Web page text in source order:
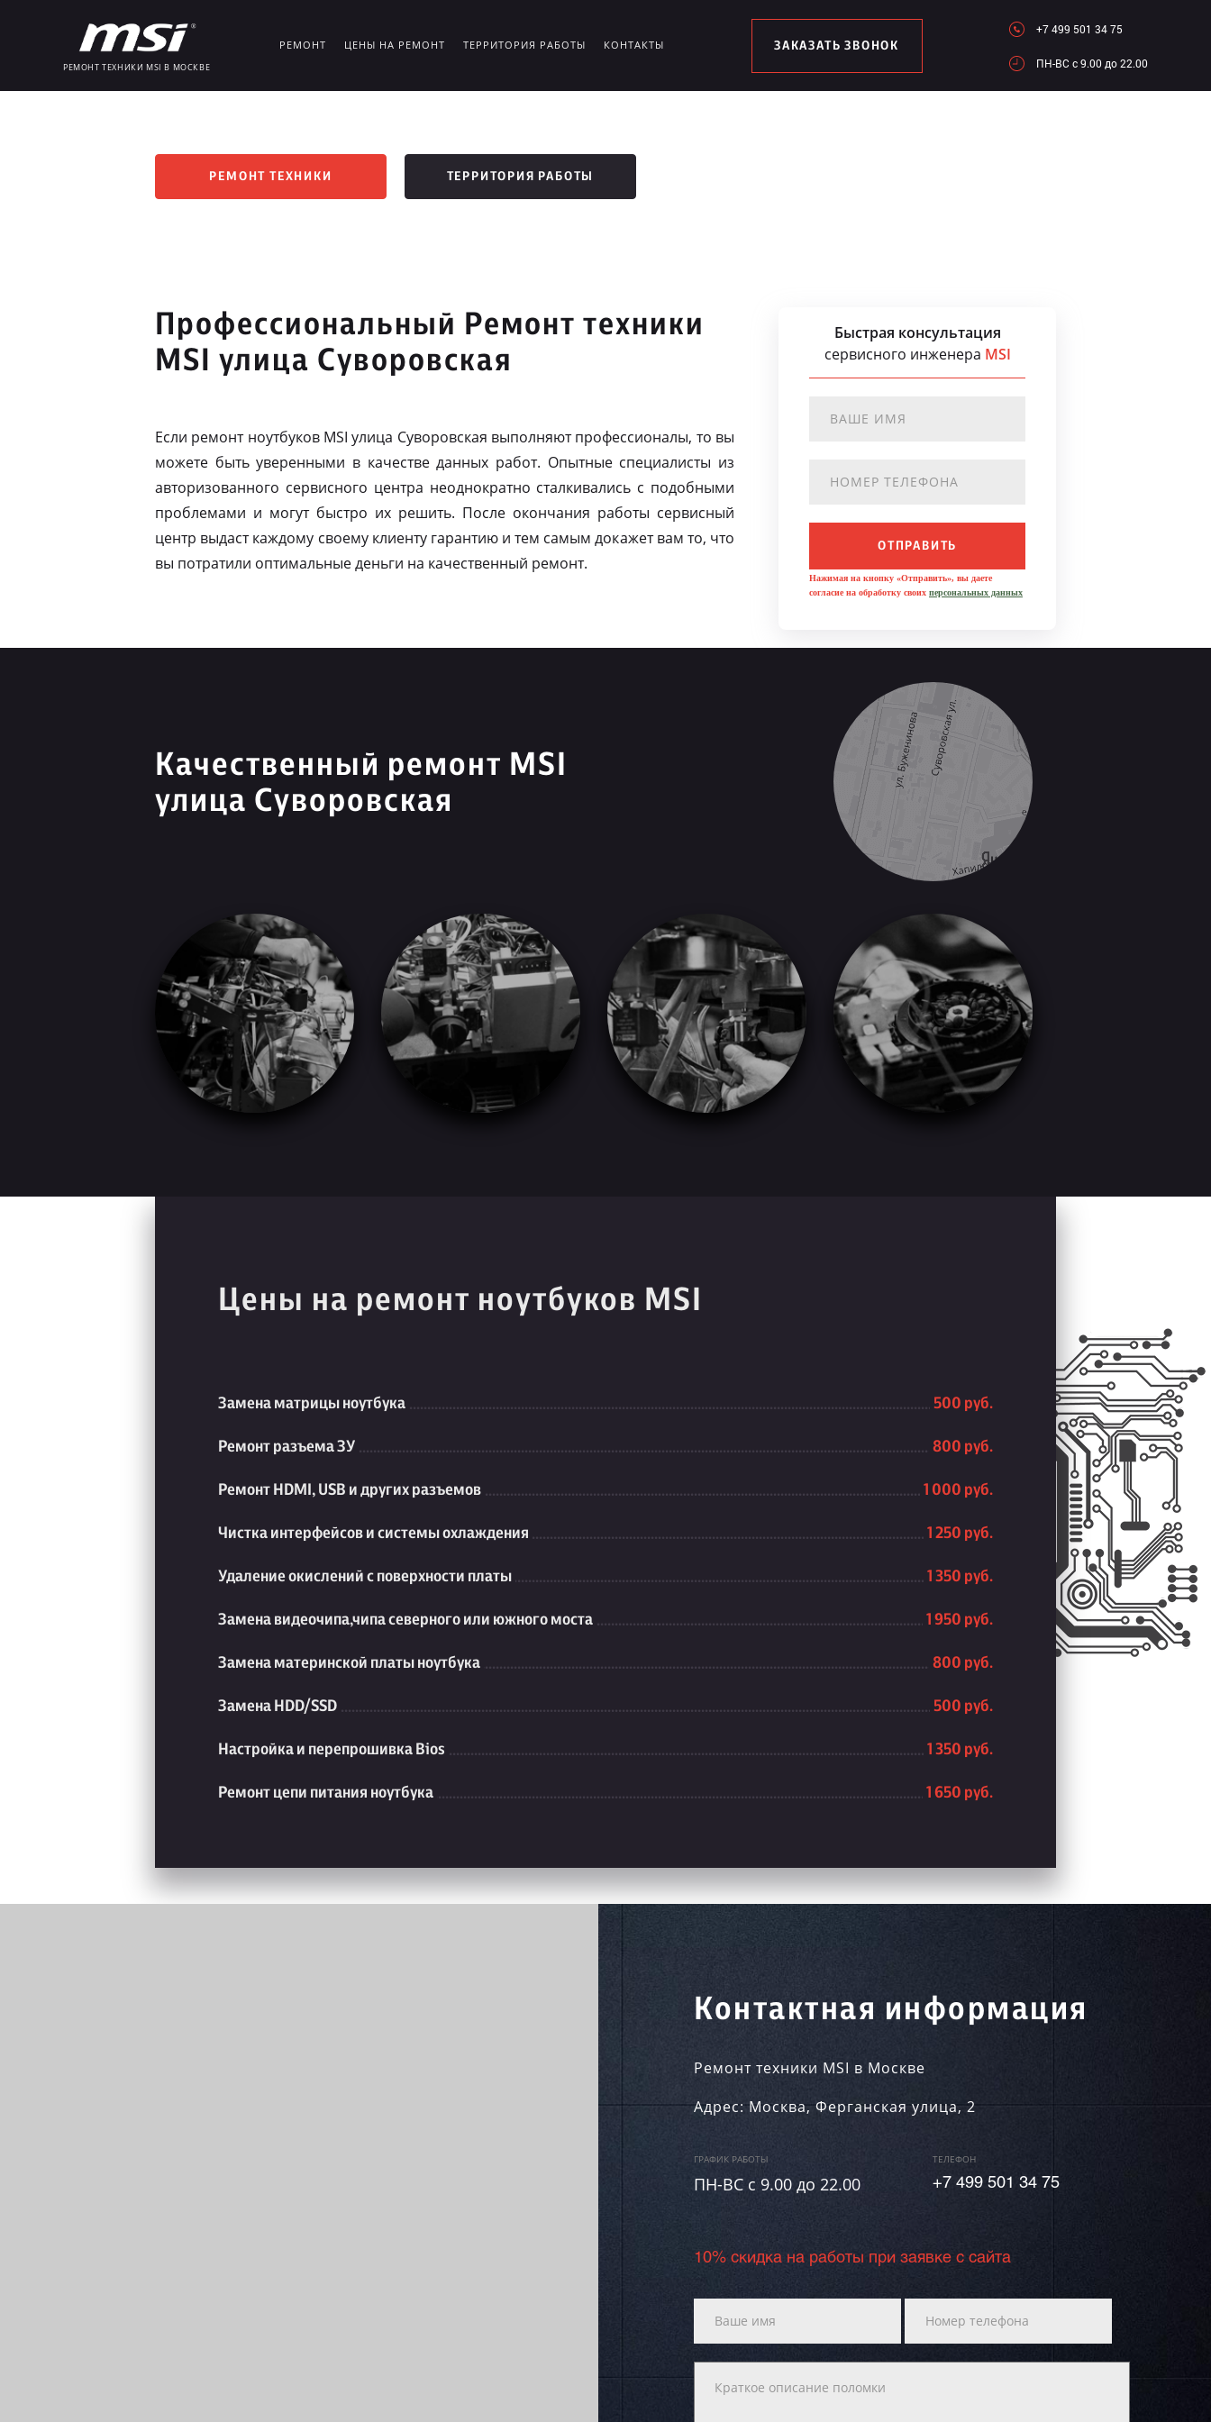
РЕМОНТ ТЕХНИКИ MSI В МОСКВЕ
РЕМОНТ ЦЕНЫ НА РЕМОНТ ТЕРРИТОРИЯ РАБОТЫ КОНТАКТЫ ЗАКАЗАТЬ ЗВОНОК
+7 499 501 34 75
ПН-ВC c 9.00 до 22.00
РЕМОНТ ТЕХНИКИ ТЕРРИТОРИЯ РАБОТЫ
Профессиональный Ремонт техники
MSI улица Суворовская
Если ремонт ноутбуков MSI улица Суворовская выполняют профессионалы, то вы
можете быть уверенными в качестве данных работ. Опытные специалисты из
авторизованного сервисного центра неоднократно сталкивались с подобными
проблемами и могут быстро их решить. После окончания работы сервисный
центр выдаст каждому своему клиенту гарантию и тем самым докажет вам то, что
вы потратили оптимальные деньги на качественный ремонт.
Быстрая консультация
сервисного инженера MSI
ОТПРАВИТЬ
Нажимая на кнопку «Отправить», вы даете
согласие на обработку своих персональных данных
Качественный ремонт MSI
улица Суворовская
Цены на ремонт ноутбуков MSI
Замена матрицы ноутбука 500 руб.
Ремонт разъема ЗУ 800 руб.
Ремонт HDMI, USB и других разъемов 1 000 руб.
Чистка интерфейсов и системы охлаждения 1 250 руб.
Удаление окислений с поверхности платы 1 350 руб.
Замена видеочипа,чипа северного или южного моста 1 950 руб.
Замена материнской платы ноутбука 800 руб.
Замена HDD/SSD 500 руб.
Настройка и перепрошивка Bios 1 350 руб.
Ремонт цепи питания ноутбука 1 650 руб.
Контактная информация
Ремонт техники MSI в Москве
Адрес:Москва,Ферганская улица, 2
ГРАФИК РАБОТЫ
ПН-ВC c 9.00 до 22.00
ТЕЛЕФОН
+7 499 501 34 75
10% скидка на работы при заявке с сайта